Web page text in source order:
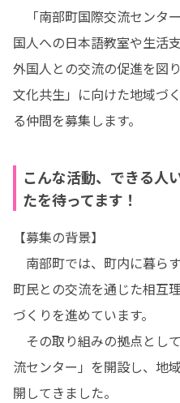
「南部町国際交流センタ
国人への日本語教室や生活
外国人との交流の促進を図
文化共生」に向けた地域づ
る仲間を募集します。
こんな活動、できる人
たを待ってます！
【募集の背景】
南部町では、町内に暮ら
町民との交流を通じた相互
づくりを進めています。
その取り組みの拠点とし
流センター」を開設し、地
開してきました。